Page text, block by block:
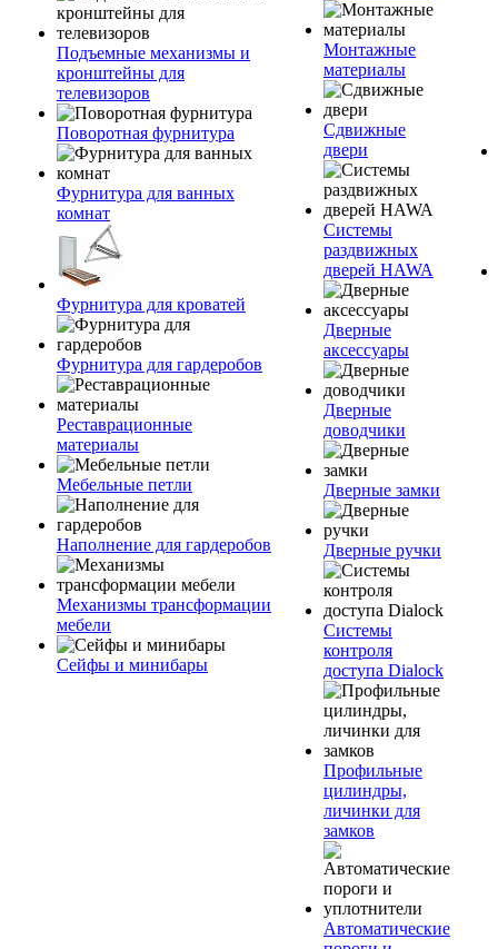
Подъемные механизмы и
кронштейны для
телевизоров
Поворотная фурнитура
Фурнитура для ванных
комнат
Фурнитура для кроватей
Фурнитура для гардеробов
Реставрационные
материалы
Мебельные петли
Наполнение для гардеробов
Механизмы трансформации
мебели
Сейфы и минибары
Монтажные
материалы
Сдвижные
двери
Системы
раздвижных
дверей HAWA
Дверные
аксессуары
Дверные
доводчики
Дверные замки
Дверные ручки
Системы
контроля
доступа Dialock
Профильные
цилиндры,
личинки для
замков
Автоматические